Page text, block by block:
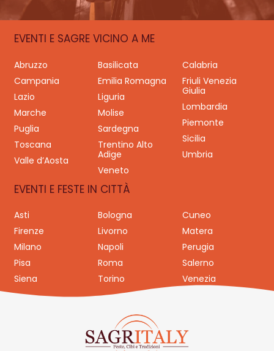
EVENTI E SAGRE VICINO A ME
Abruzzo Basilicata
Calabria
Campania
Emilia Romagna
Friuli Venezia
Giulia
Lazio
Liguria
Lombardia
Marche
Molise
Piemonte
Puglia
Sardegna
Sicilia
Toscana
Trentino Alto
Adige
Umbria
Valle d’Aosta
Veneto
EVENTI E FESTE IN CITTÀ
Asti Bologna
Cuneo
Firenze
Livorno
Matera
Milano
Napoli
Perugia
Pisa
Roma
Salerno
Siena
Torino Venezia